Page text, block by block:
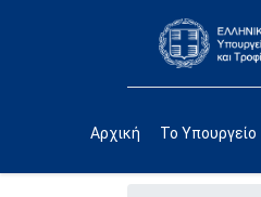
Αρχική Το Υπουργείο